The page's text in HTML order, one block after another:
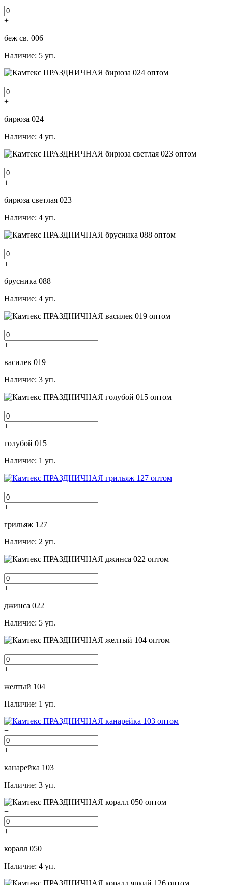
+
беж св. 006
Наличие: 5 уп.
−
+
бирюза 024
Наличие: 4 уп.
−
+
бирюза светлая 023
Наличие: 4 уп.
−
+
брусника 088
Наличие: 4 уп.
−
+
василек 019
Наличие: 3 уп.
−
+
голубой 015
Наличие: 1 уп.
−
+
грильяж 127
Наличие: 2 уп.
−
+
джинса 022
Наличие: 5 уп.
−
+
желтый 104
Наличие: 1 уп.
−
+
канарейка 103
Наличие: 3 уп.
−
+
коралл 050
Наличие: 4 уп.